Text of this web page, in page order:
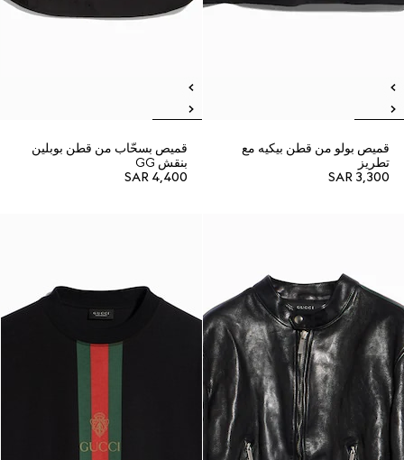
قميص بولو من قطن بيكيه مع
تطريز
SAR 3,300
قميص بسحّاب من قطن بوبلين
بنقش GG
SAR 4,400